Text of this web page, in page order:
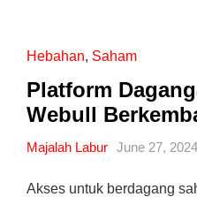
Hebahan, Saham
Platform
Webull
Majalah Labur June 27,
Akses untuk berdagang